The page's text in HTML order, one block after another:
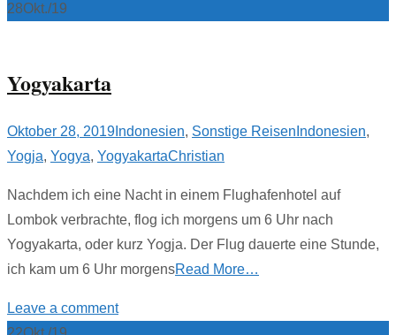
28Okt./19
Yogyakarta
Oktober 28, 2019 Indonesien, Sonstige Reisen Indonesien,
Yogja, Yogya, YogyakartaChristian
Nachdem ich eine Nacht in einem Flughafenhotel auf
Lombok verbrachte, flog ich morgens um 6 Uhr nach
Yogyakarta, oder kurz Yogja. Der Flug dauerte eine Stunde,
ich kam um 6 Uhr morgensRead More…
Leave a comment